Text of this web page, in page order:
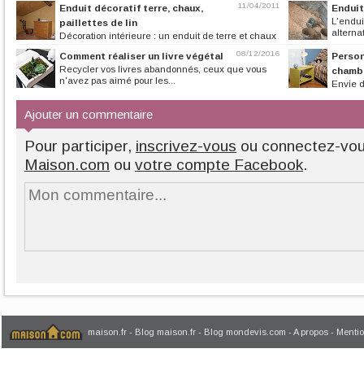
11/04/2011
Enduit décoratif terre, chaux,
paillettes de lin
Décoration intérieure : un enduit de terre et chaux
avec des paillettes de lin...
08/12/2016
Comment réaliser un livre végétal
Recycler vos livres abandonnés, ceux que vous
n'avez pas aimé pour les...
Envie
Ajouter un commentaire
Pour participer, inscrivez-vous ou connectez-
Maison.com ou votre compte Facebook.
maison.fr - Blog maison.fr - Blog mondevis.com - A propos -